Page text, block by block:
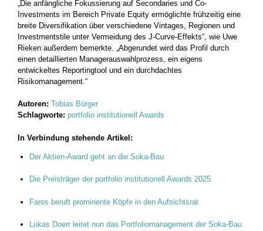
„Die anfängliche Fokussierung auf Secondaries und Co-
Investments im Bereich Private Equity ermöglichte frühzeitig eine
breite Diversifikation über verschiedene Vintages, Regionen und
Investmentstile unter Vermeidung des J-Curve-Effekts“, wie Uwe
Rieken außerdem bemerkte. „Abgerundet wird das Profil durch
einen detaillierten Managerauswahlprozess, ein eigens
entwickeltes Reportingtool und ein durchdachtes
Risikomanagement.“
Autoren: Tobias Bürger
Schlagworte: portfolio institutionell Awards
In Verbindung stehende Artikel:
Der Aktien-Award geht an die Soka-Bau
Die Preisträger der portfolio institutionell Awards 2025
Faros beruft prominente Köpfe in den Aufsichtsrat
Lukas Doerr leitet nun das Portfoliomanagement der Soka-Bau